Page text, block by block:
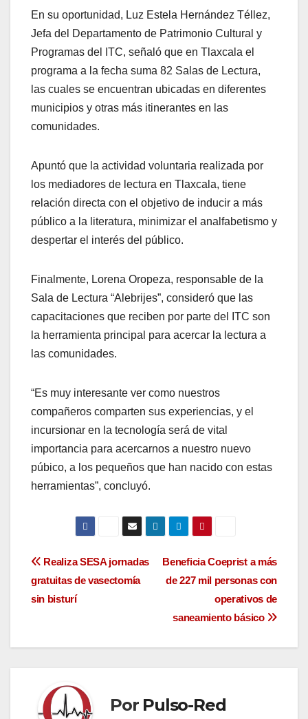
En su oportunidad, Luz Estela Hernández Téllez,
Jefa del Departamento de Patrimonio Cultural y
Programas del ITC, señaló que en Tlaxcala el
programa a la fecha suma 82 Salas de Lectura,
las cuales se encuentran ubicadas en diferentes
municipios y otras más itinerantes en las
comunidades.
Apuntó que la actividad voluntaria realizada por
los mediadores de lectura en Tlaxcala, tiene
relación directa con el objetivo de inducir a más
público a la literatura, minimizar el analfabetismo y
despertar el interés del público.
Finalmente, Lorena Oropeza, responsable de la
Sala de Lectura “Alebrijes”, consideró que las
capacitaciones que reciben por parte del ITC son
la herramienta principal para acercar la lectura a
las comunidades.
“Es muy interesante ver como nuestros
compañeros comparten sus experiencias, y el
incursionar en la tecnología será de vital
importancia para acercarnos a nuestro nuevo
púbico, a los pequeños que han nacido con estas
herramientas”, concluyó.
Navegación
de
Beneficia Coeprist a más
de 227 mil personas con
operativos de
saneamiento básico
Realiza SESA jornadas
gratuitas de vasectomía
sin bisturí
Por Pulso-Red